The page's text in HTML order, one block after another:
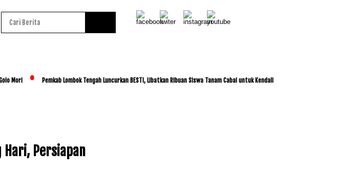
Pemkab Lombok Tengah Luncurkan BESTI, Libatkan Ribuan Siswa Tanam Cabai untuk Kendalikan Inflasi
Persiapan